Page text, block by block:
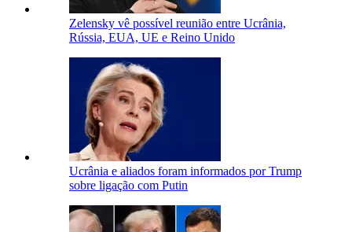
Zelensky vê possível reunião entre Ucrânia,
Rússia, EUA, UE e Reino Unido
Ucrânia e aliados foram informados por Trump
sobre ligação com Putin